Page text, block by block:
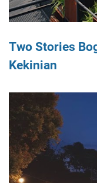
Two Stories
Kekinian